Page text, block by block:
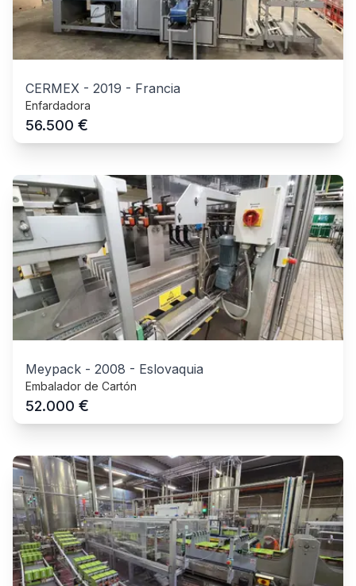
CERMEX - 2019 - Francia
Enfardadora
56.500 €
Meypack - 2008 - Eslovaquia
Embalador de Cartón
52.000 €